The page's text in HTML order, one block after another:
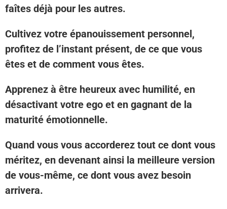
faîtes déjà pour les autres.
Cultivez votre épanouissement personnel,
profitez de l’instant présent, de ce que vous
êtes et de comment vous êtes.
Apprenez à être heureux avec humilité, en
désactivant votre ego et en gagnant de la
maturité émotionnelle.
Quand vous vous accorderez tout ce dont vous
méritez, en devenant ainsi la meilleure version
de vous-même, ce dont vous avez besoin
arrivera.